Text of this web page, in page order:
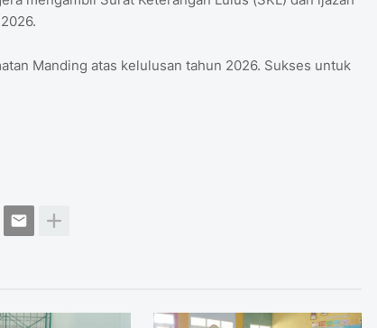
Manding atas kelulusan tahun 2026. Sukses untuk